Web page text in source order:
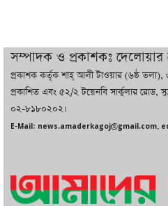
দুবাইয়ে
ফার্ম নিয়োগ
করা হবে :
সম্পাদক ও প্রকাশকঃ
প্রকাশক কর্তৃক শাহ্ আলী টাওয়ার (৬ষ্ঠ তলা),
প্রকাশিত এবং ৫২/২ টয়েনবি সার্কুলার রোড,
০২-৮১৮০২০২।
E-Mail: news.amaderkagoj@gmail.com,